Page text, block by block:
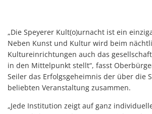
„Die Speyerer Kult(o)urnacht ist ein
Neben Kunst und Kultur wird beim
Kultureinrichtungen auch das
in den Mittelpunkt stellt“, fasst
Seiler das Erfolgsgeheimnis der über die
beliebten Veranstaltung zusammen.
„Jede Institution zeigt auf ganz